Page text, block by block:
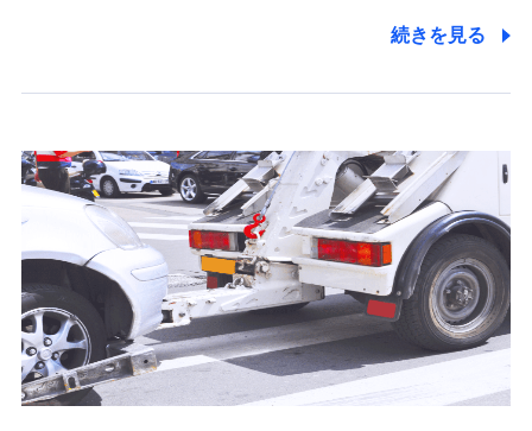
7.社員（従業者）の個人情報
人事･勤怠･健康・労務等の管理、給与支給、福利厚生・採用
退職関連処理等の各種手続きのため、当社と従業員または従
業員同士の連絡のため
8.取引先個人情報
取引先としての選定業務、営業情報の提供業務、契約締結手
続き業務、取引管理業務、およびこれらに準ずる業務の遂行
のため
続きを見る